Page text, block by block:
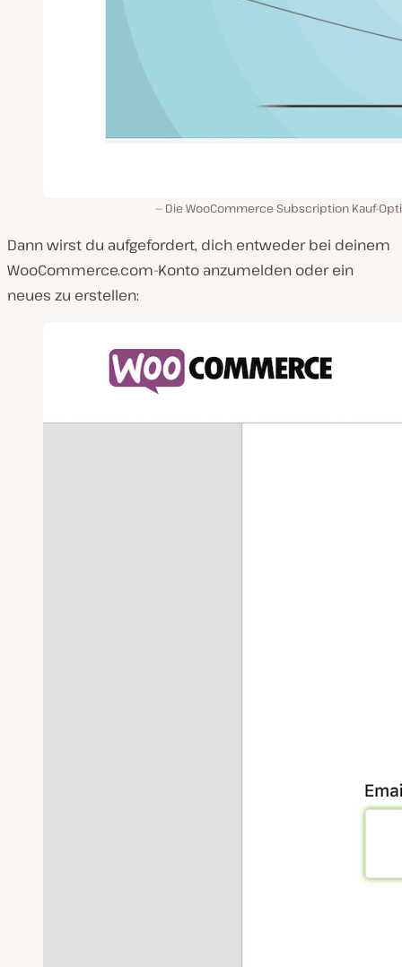
Die WooCommerce Subscription Kauf-
Dann wirst du aufgefordert, dich entweder bei deinem
WooCommerce.com-Konto anzumelden oder ein
neues zu erstellen: